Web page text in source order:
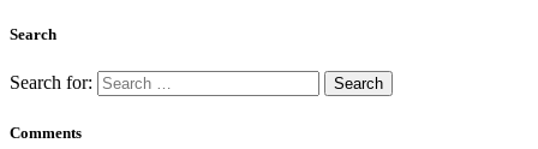
Search
Search for:
Comments